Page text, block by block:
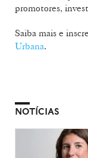
promotores,
Saiba mais e
Urbana.
NOTÍCIAS